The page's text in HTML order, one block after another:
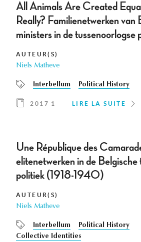
All Animals Are Created
Really? Familienetwerken van
ministers in de tussenoorlogse
AUTEUR(S)
Niels Matheve
Interbellum Political History
2017 1 LIRE LA SUITE
Une République des
elitenetwerken in de Belgische
politiek (1918-1940)
AUTEUR(S)
Niels Matheve
Interbellum
Political History
Collective Identities